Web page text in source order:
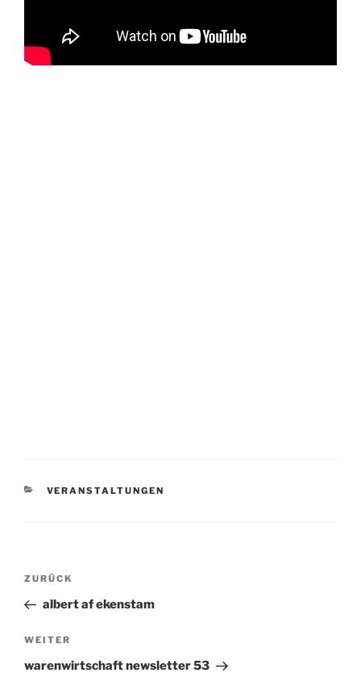
KATEGORIEN
VERANSTALTUNGEN
Beitragsnavigation
Vorheriger
Beitrag
ZURÜCK
albert af ekenstam
Nächster
Beitrag
WEITER
warenwirtschaft newsletter 53